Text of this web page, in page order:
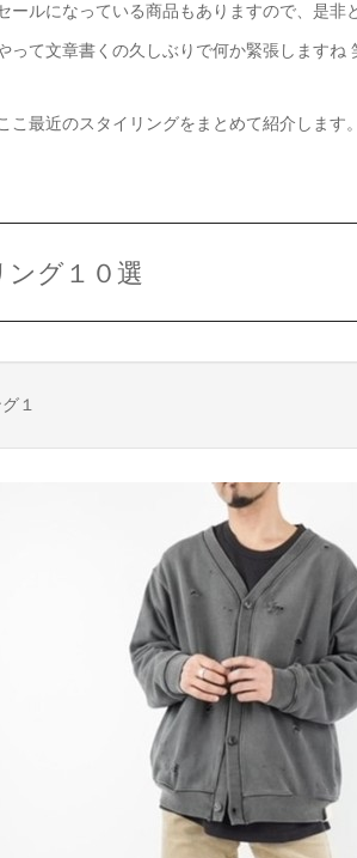
ールになっている商品もありますので、是非
って文章書くの久しぶりで何か緊張しますね
こ最近のスタイリングをまとめて紹介します。
ング１０選
１